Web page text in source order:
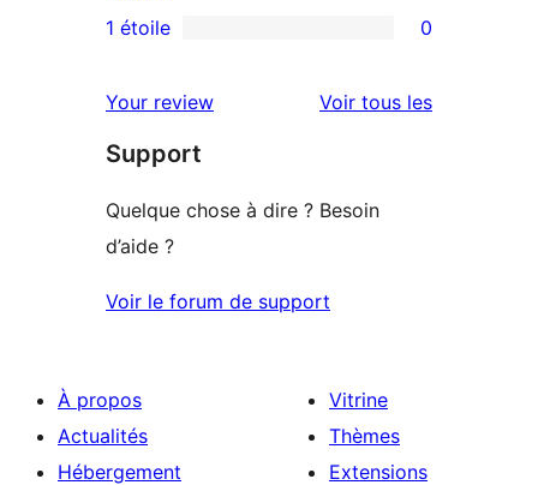
3
avis
2
à
1
1 étoile 0
Your review Voir tous lesavis
Support
Quelque chose à dire ? Besoin
d’aide ?
Voir le forum de support
À propos
Actualités
Hébergement
Vitrine
Thèmes
Extensions